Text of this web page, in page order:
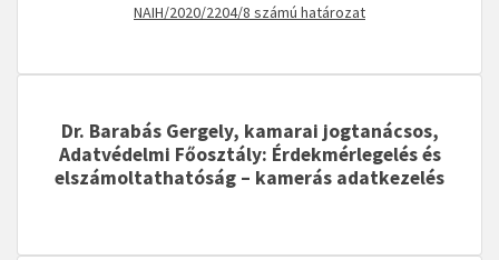
NAIH/2020/2204/8 számú határozat
Dr. Barabás Gergely, kamarai jogtanácsos,
Adatvédelmi Főosztály: Érdekmérlegelés és
elszámoltathatóság – kamerás adatkezelés